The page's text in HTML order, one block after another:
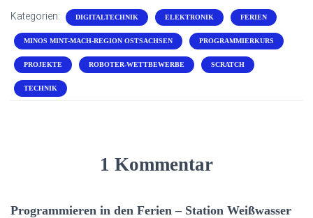
Kategorien: DIGITALTECHNIK ELEKTRONIK FERIEN
MINOS MINT-MACH-REGION OSTSACHSEN PROGRAMMIERKURS
PROJEKTE ROBOTER-WETTBEWERBE SCRATCH
TECHNIK
1 Kommentar
Programmieren in den Ferien – Station Weißwasser